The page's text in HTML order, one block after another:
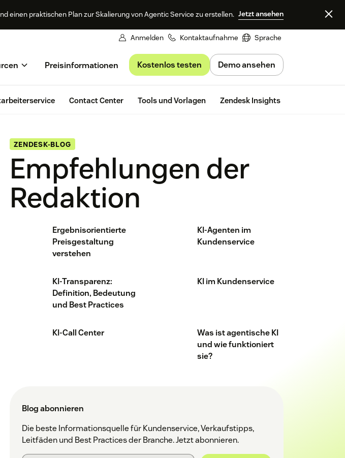
einen praktischen Plan zur Skalierung von Agentic Service zu erstellen. Jetzt ansehen
Anmelden Kontaktaufnahme Sprache
Preisinformationen Kostenlos testen Demo ansehen
Contact Center Tools und Vorlagen Zendesk Insights
ZENDESK-BLOG
Empfehlungen der
Redaktion
Ergebnisorientierte
Preisgestaltung
verstehen
KI-Agenten im
Kundenservice
KI-Transparenz:
Definition, Bedeutung
und Best Practices
KI im Kundenservice
KI-Call Center
Was ist agentische KI
und wie funktioniert
sie?
Blog abonnieren
Die beste Informationsquelle für Kundenservice, Verkaufstipps,
Leitfäden und Best Practices der Branche. Jetzt abonnieren.